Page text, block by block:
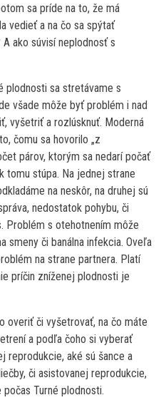
sa príde na to, že má
vedieť a na čo sa spýtať
ako súvisí neplodnosť s
plodnosti sa stretávame s
všade môže byť problém i nad
vyšetriť a rozlúsknuť. Moderná
čomu sa hovorilo „z
párov, ktorým sa nedarí počať
tomu stúpa. Na jednej strane
na neskôr, na druhej sú
nedostatok pohybu, či
Problém s otehotnením môže
smeny či banálna infekcia. Oveľa
na strane partnera. Platí
príčin zníženej plodnosti je
overiť či vyšetrovať, na čo máte
a podľa čoho si vyberať
reprodukcie, aké sú šance a
či asistovanej reprodukcie,
Turné plodnosti.